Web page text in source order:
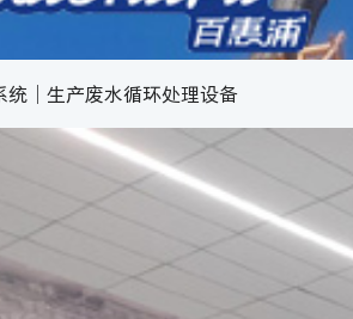
｜生产废水循环处理设备